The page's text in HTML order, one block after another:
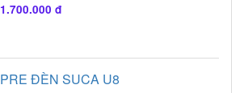
1.700.000 đ
PRE ĐÈN SUCA U8